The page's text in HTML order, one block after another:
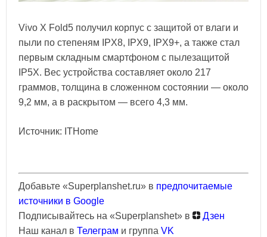
Vivo X Fold5 получил корпус с защитой от влаги и
пыли по степеням IPX8, IPX9, IPX9+, а также стал
первым складным смартфоном с пылезащитой
IP5X. Вес устройства составляет около 217
граммов, толщина в сложенном состоянии — около
9,2 мм, а в раскрытом — всего 4,3 мм.
Источник: ITHome
Добавьте «Superplanshet.ru» в предпочитаемые
источники в Google
Подписывайтесь на «Superplanshet» в
Дзен
Наш канал в Телеграм и группа VK